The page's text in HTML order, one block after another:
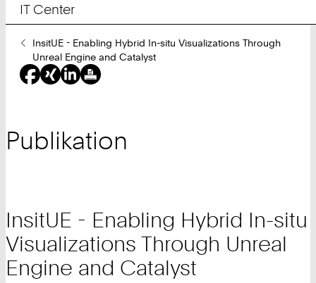
IT Center
Sie
sind
hier:
InsitUE - Enabling Hybrid In-situ Visualizations Through
Unreal Engine and Catalyst
Publikation
InsitUE - Enabling Hybrid In-situ
Visualizations Through Unreal
Engine and Catalyst